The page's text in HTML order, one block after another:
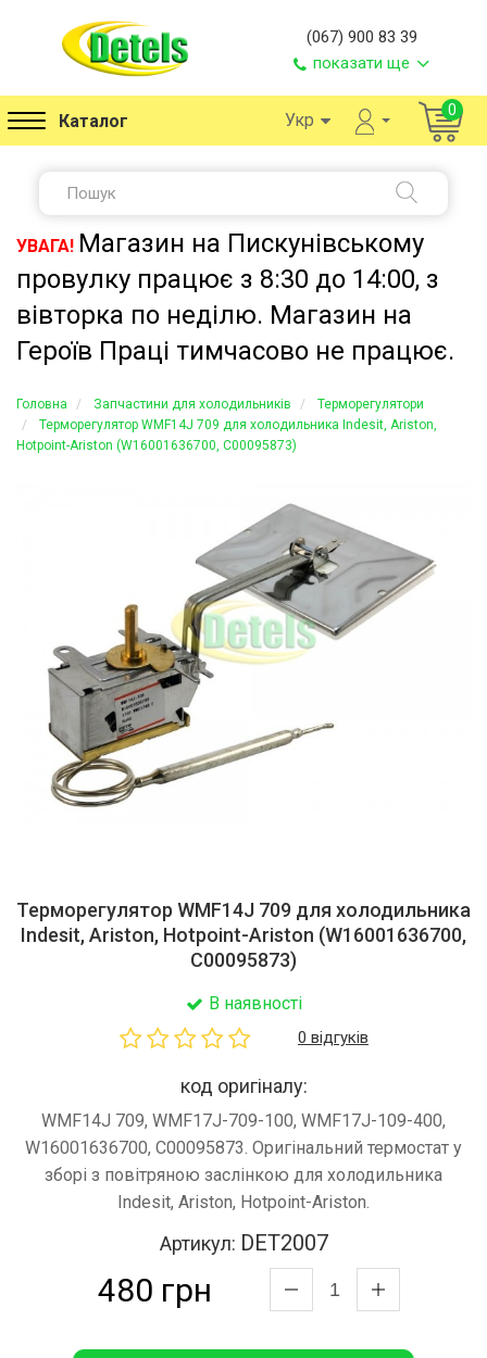
(067) 900 83 39
показати ще
Каталог Укр 0
УВАГА! Магазин на Пискунівському
провулку працює з 8:30 до 14:00, з
вівторка по неділю. Магазин на
Героїв Праці тимчасово не працює.
Головна Запчастини для холодильників
Терморегулятори
Терморегулятор WMF14J 709 для холодильника Indesit, Ariston,
Hotpoint-Ariston (W16001636700, C00095873)
Терморегулятор WMF14J 709 для холодильника
Indesit, Ariston, Hotpoint-Ariston (W16001636700,
C00095873)
В наявності
0 відгуків
код оригіналу:
WMF14J 709, WMF17J-709-100, WMF17J-109-400,
W16001636700, C00095873. Оригінальний термостат у
зборі з повітряною заслінкою для холодильника
Indesit, Ariston, Hotpoint-Ariston.
Артикул: DET2007
480 грн